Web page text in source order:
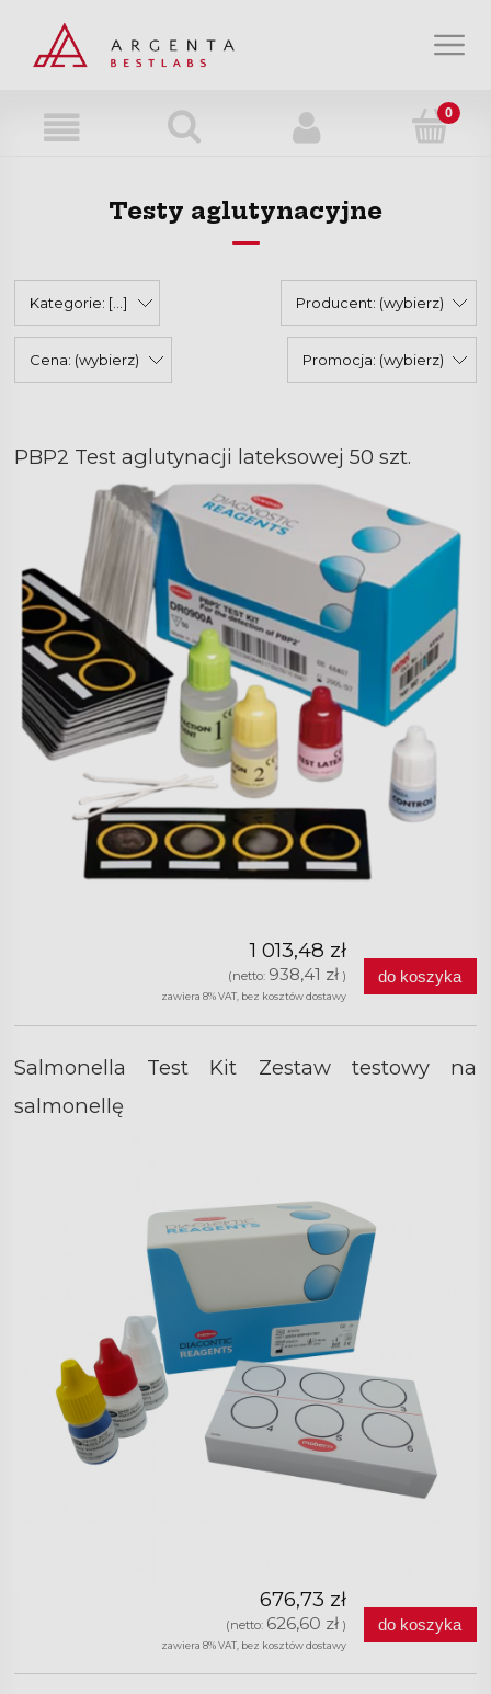
Strefa wiedzy
Kontakt
Testy aglutynacyjne
Kategorie: [...] Producent: (wybierz)
Cena: (wybierz) Promocja: (wybierz)
PBP2 Test aglutynacji lateksowej 50 szt.
1 013,48 zł
(netto: 938,41 zł)
zawiera 8% VAT, bez kosztów dostawy
do koszyka
Salmonella Test Kit Zestaw testowy na
salmonellę
676,73 zł
(netto: 626,60 zł)
zawiera 8% VAT, bez kosztów dostawy
do koszyka